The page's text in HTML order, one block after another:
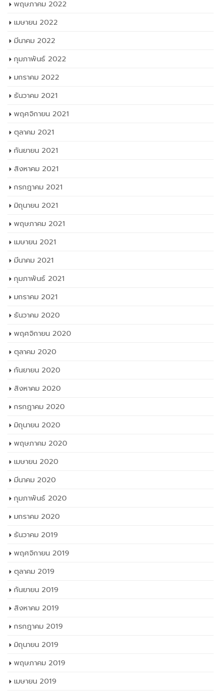
มีนาคม 2022
กุมภาพันธ์ 2022
มกราคม 2022
ธันวาคม 2021
พฤศจิกายน 2021
ตุลาคม 2021
กันยายน 2021
สิงหาคม 2021
กรกฎาคม 2021
มิถุนายน 2021
พฤษภาคม 2021
เมษายน 2021
มีนาคม 2021
กุมภาพันธ์ 2021
มกราคม 2021
ธันวาคม 2020
พฤศจิกายน 2020
ตุลาคม 2020
กันยายน 2020
สิงหาคม 2020
กรกฎาคม 2020
มิถุนายน 2020
พฤษภาคม 2020
เมษายน 2020
มีนาคม 2020
กุมภาพันธ์ 2020
มกราคม 2020
ธันวาคม 2019
พฤศจิกายน 2019
ตุลาคม 2019
กันยายน 2019
สิงหาคม 2019
กรกฎาคม 2019
มิถุนายน 2019
พฤษภาคม 2019
เมษายน 2019
มกราคม 2019